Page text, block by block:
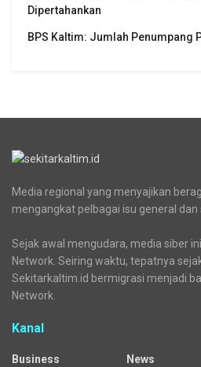
Dipertahankan
BPS Kaltim: Jumlah Penumpang
Media regional yang menyajikan
mengangkat pelbagai isu general
Sejak awal mengudara, media siber
Network. Seiring waktu, tepatnya
Sekitarkaltim.id bermigrasi menjadi
Network.
Kanal
Business
News